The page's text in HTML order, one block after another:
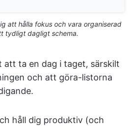
att hålla fokus och vara organiserad
tydligt dagligt schema.
att ta en dag i taget, särskilt
och att göra-listorna
håll dig produktiv (och